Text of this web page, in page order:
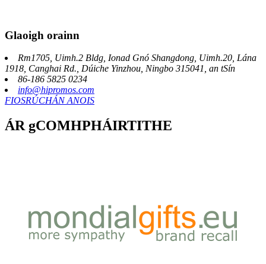
Glaoigh orainn
Rm1705, Uimh.2 Bldg, Ionad Gnó Shangdong, Uimh.20, Lána
1918, Canghai Rd., Dúiche Yinzhou, Ningbo 315041, an tSín
86-186 5825 0234
info@hipromos.com
FIOSRÚCHÁN ANOIS
ÁR gCOMHPHÁIRTITHE